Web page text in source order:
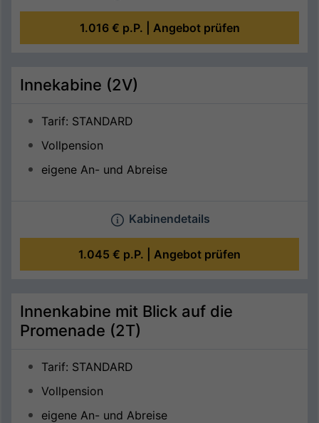
1.016 € p.P. | Angebot prüfen
Innekabine (2V)
Tarif: STANDARD
Vollpension
eigene An- und Abreise
Kabinendetails
1.045 € p.P. | Angebot prüfen
Innenkabine mit Blick auf die
Promenade (2T)
Tarif: STANDARD
Vollpension
eigene An- und Abreise